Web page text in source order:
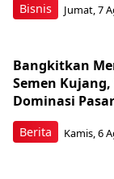
Bisnis Jumat, 7
Berita
Bangkitkan
Semen
Dominasi
Kamis, 6